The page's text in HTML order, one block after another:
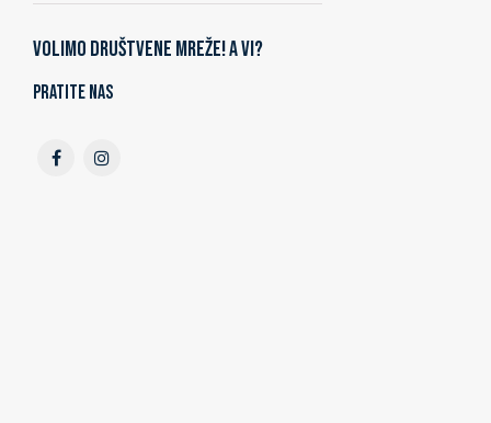
Volimo društvene mreže! A vi?
Pratite nas